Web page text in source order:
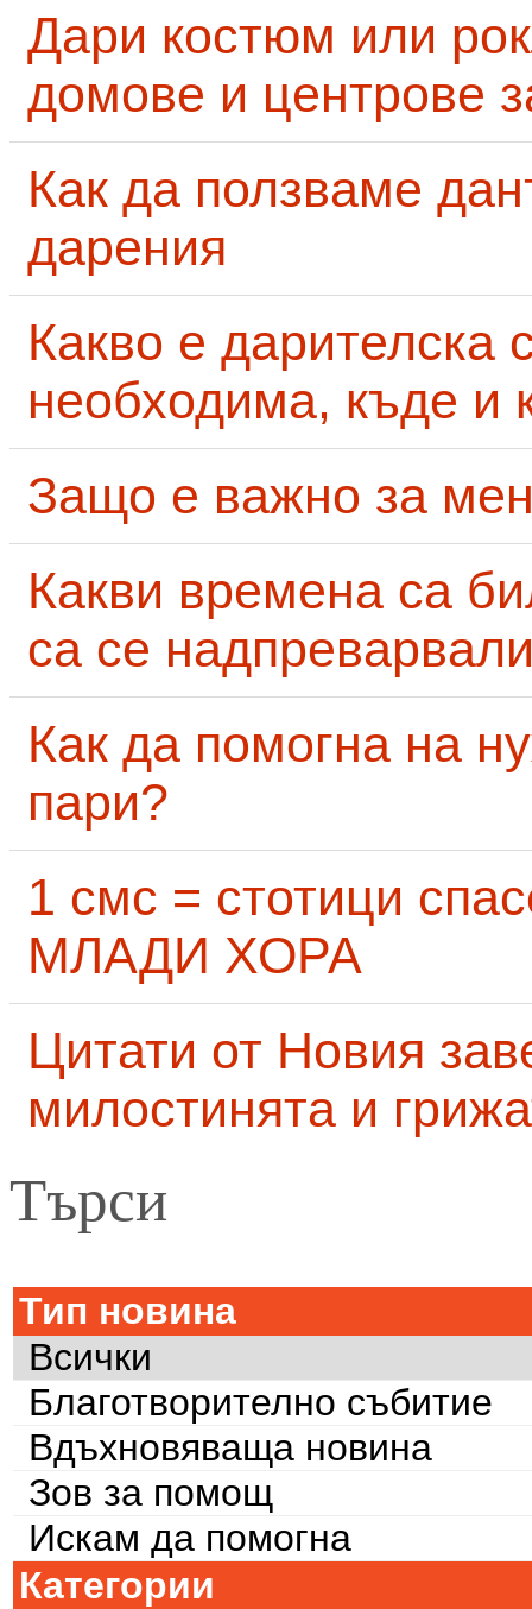
Дари костюм или
домове и центрове
Как да ползваме
дарения
Какво е дарителска
необходима, къде и
Защо е важно за
Какви времена са
са се
Как да помогна на
пари?
1 смс = стотици
МЛАДИ ХОРА
Цитати от Новия
милостинята и
Търси
Тип новина
Всички
Благотворително събитие
Вдъхновяваща новина
Зов за помощ
Искам да помогна
Категории